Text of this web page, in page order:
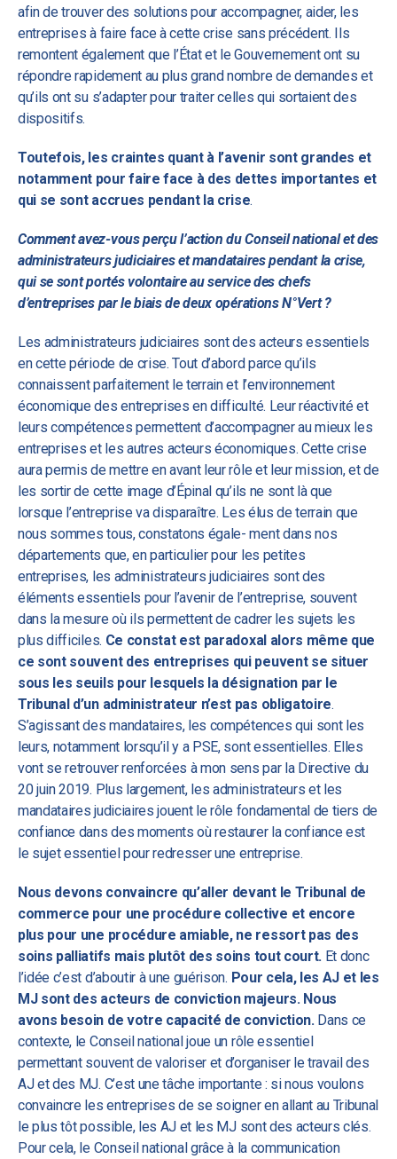
afin de trouver des solutions pour accompagner, aider, les
entreprises à faire face à cette crise sans précédent. Ils
remontent également que l’État et le Gouvernement ont su
répondre rapidement au plus grand nombre de demandes et
qu’ils ont su s’adapter pour traiter celles qui sortaient des
dispositifs.
Toutefois, les craintes quant à l’avenir sont grandes et
notamment pour faire face à des dettes importantes et
qui se sont accrues pendant la crise.
Comment avez-vous perçu l’action du Conseil national et des
administrateurs judiciaires et mandataires pendant la crise,
qui se sont portés volontaire au service des chefs
d’entreprises par le biais de deux opérations N°Vert ?
Les administrateurs judiciaires sont des acteurs essentiels
en cette période de crise. Tout d’abord parce qu’ils
connaissent parfaitement le terrain et l’environnement
économique des entreprises en difficulté. Leur réactivité et
leurs compétences permettent d’accompagner au mieux les
entreprises et les autres acteurs économiques. Cette crise
aura permis de mettre en avant leur rôle et leur mission, et de
les sortir de cette image d’Épinal qu’ils ne sont là que
lorsque l’entreprise va disparaître. Les élus de terrain que
nous sommes tous, constatons égale- ment dans nos
départements que, en particulier pour les petites
entreprises, les administrateurs judiciaires sont des
éléments essentiels pour l’avenir de l’entreprise, souvent
dans la mesure où ils permettent de cadrer les sujets les
plus difficiles. Ce constat est paradoxal alors même que
ce sont souvent des entreprises qui peuvent se situer
sous les seuils pour lesquels la désignation par le
Tribunal d’un administrateur n’est pas obligatoire.
S’agissant des mandataires, les compétences qui sont les
leurs, notamment lorsqu’il y a PSE, sont essentielles. Elles
vont se retrouver renforcées à mon sens par la Directive du
20 juin 2019. Plus largement, les administrateurs et les
mandataires judiciaires jouent le rôle fondamental de tiers de
confiance dans des moments où restaurer la confiance est
le sujet essentiel pour redresser une entreprise.
Nous devons convaincre qu’aller devant le Tribunal de
commerce pour une procédure collective et encore
plus pour une procédure amiable, ne ressort pas des
soins palliatifs mais plutôt des soins tout court. Et donc
l’idée c’est d’aboutir à une guérison. Pour cela, les AJ et les
MJ sont des acteurs de conviction majeurs. Nous
avons besoin de votre capacité de conviction. Dans ce
contexte, le Conseil national joue un rôle essentiel
permettant souvent de valoriser et d’organiser le travail des
AJ et des MJ. C’est une tâche importante : si nous voulons
convaincre les entreprises de se soigner en allant au Tribunal
le plus tôt possible, les AJ et les MJ sont des acteurs clés.
Pour cela, le Conseil national grâce à la communication